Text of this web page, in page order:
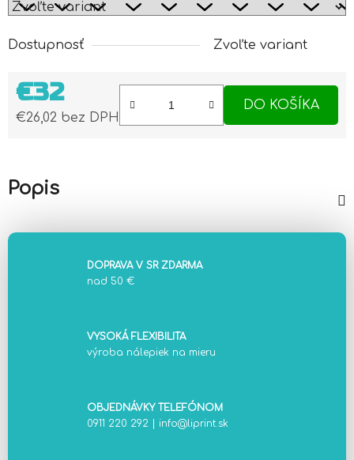
Dostupnosť Zvoľte variant
€32
€26,02 bez DPH
DO KOŠÍKA
Popis
DOPRAVA V SR ZDARMA
nad 50 €
VYSOKÁ FLEXIBILITA
výroba nálepiek na mieru
OBJEDNÁVKY TELEFÓNOM
0911 220 292
info@liprint.sk